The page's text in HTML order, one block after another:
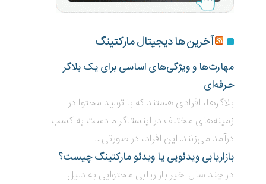
آخرین ها دیجیتال مارکتینگ
مهارت‌ها و ویژگی‌های اساسی برای یک بلاگر
حرفه‌ای
بلاگر‌ها، افرادی هستند که با تولید محتوا در
زمینه‌های مختلف در اینستاگرام دست به کسب
درآمد می‌زنند. این افراد، در صورتی...
بازاریابی ویدئویی ‌یا ویدئو مارکتینگ چیست؟
در چند سال اخیر بازاریابی محتوایی به دلیل